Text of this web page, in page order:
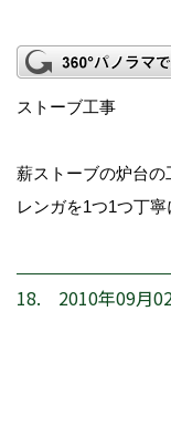
ストーブ工事
薪ストーブの炉台の
レンガを1つ1つ丁寧
18. 2010年09月